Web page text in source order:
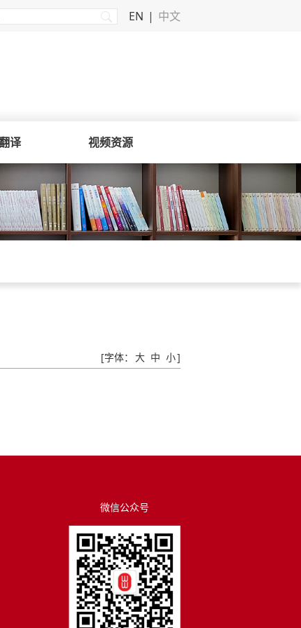
EN 中文
译 视频资源
[字体： 大 中 小]
微信公众号